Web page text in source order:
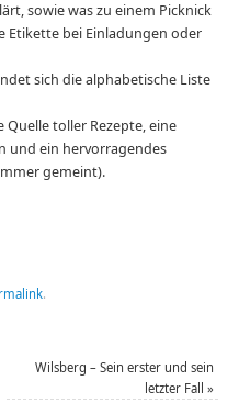
sowie was zu einem Picknick
Etikette bei Einladungen oder
sich die alphabetische Liste
Quelle toller Rezepte, eine
und ein hervorragendes
gemeint).
.
Wilsberg – Sein erster und sein
letzter Fall»